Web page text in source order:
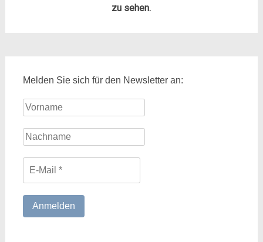
zu sehen.
Melden Sie sich für den Newsletter an: